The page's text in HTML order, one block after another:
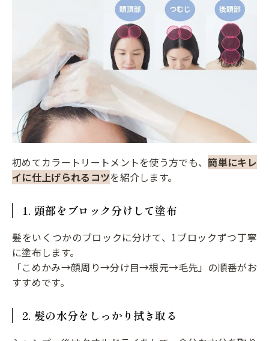
初めてカラートリートメントを使う方でも、簡単にキレ
イに仕上げられるコツを紹介します。
1. 頭部をブロック分けして塗布
髪をいくつかのブロックに分けて、1ブロックずつ丁寧
に塗布します。
「こめかみ→顔周り→分け目→根元→毛先」の順番がお
すすめです。
2. 髪の水分をしっかり拭き取る